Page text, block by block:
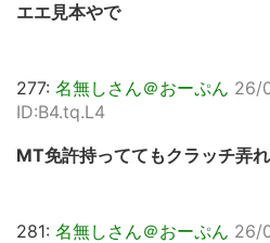
エエ見本やで
277: 名無しさん＠おーぷん 26/
ID:B4.tq.L4
MT免許持っててもクラッチ弄
281: 名無しさん＠おーぷん 26/